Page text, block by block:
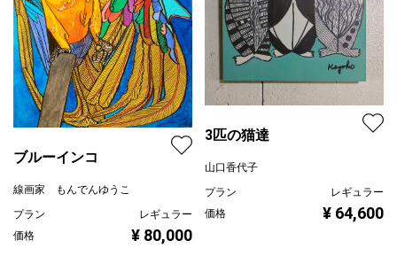
ブルーインコ
線画家 もんでんゆうこ
プラン
レギュラー
価格
¥ 80,000
3匹の猫達
山口香代子
プラン
レギュラー
価格
¥ 64,600